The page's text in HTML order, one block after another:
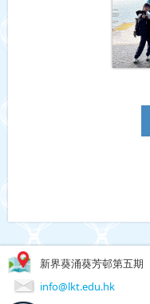
新界葵涌葵芳邨第五期
info@lkt.edu.hk